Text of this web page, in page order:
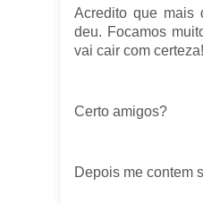
Acredito que mais
deu. Focamos
vai cair com certeza!
Certo amigos?
Depois me contem